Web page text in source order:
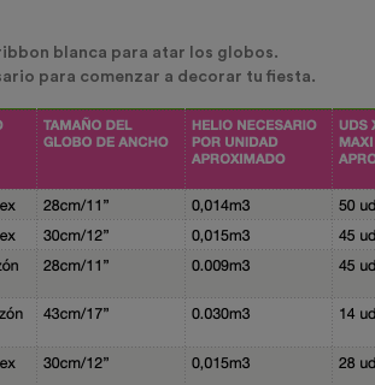
blanca para atar los globos.
para comenzar a decorar tu fiesta.